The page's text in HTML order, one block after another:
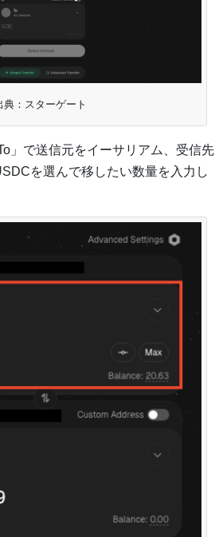
典：スターゲート
」で送信元をイーサリアム、受信先
を選んで移したい数量を入力し